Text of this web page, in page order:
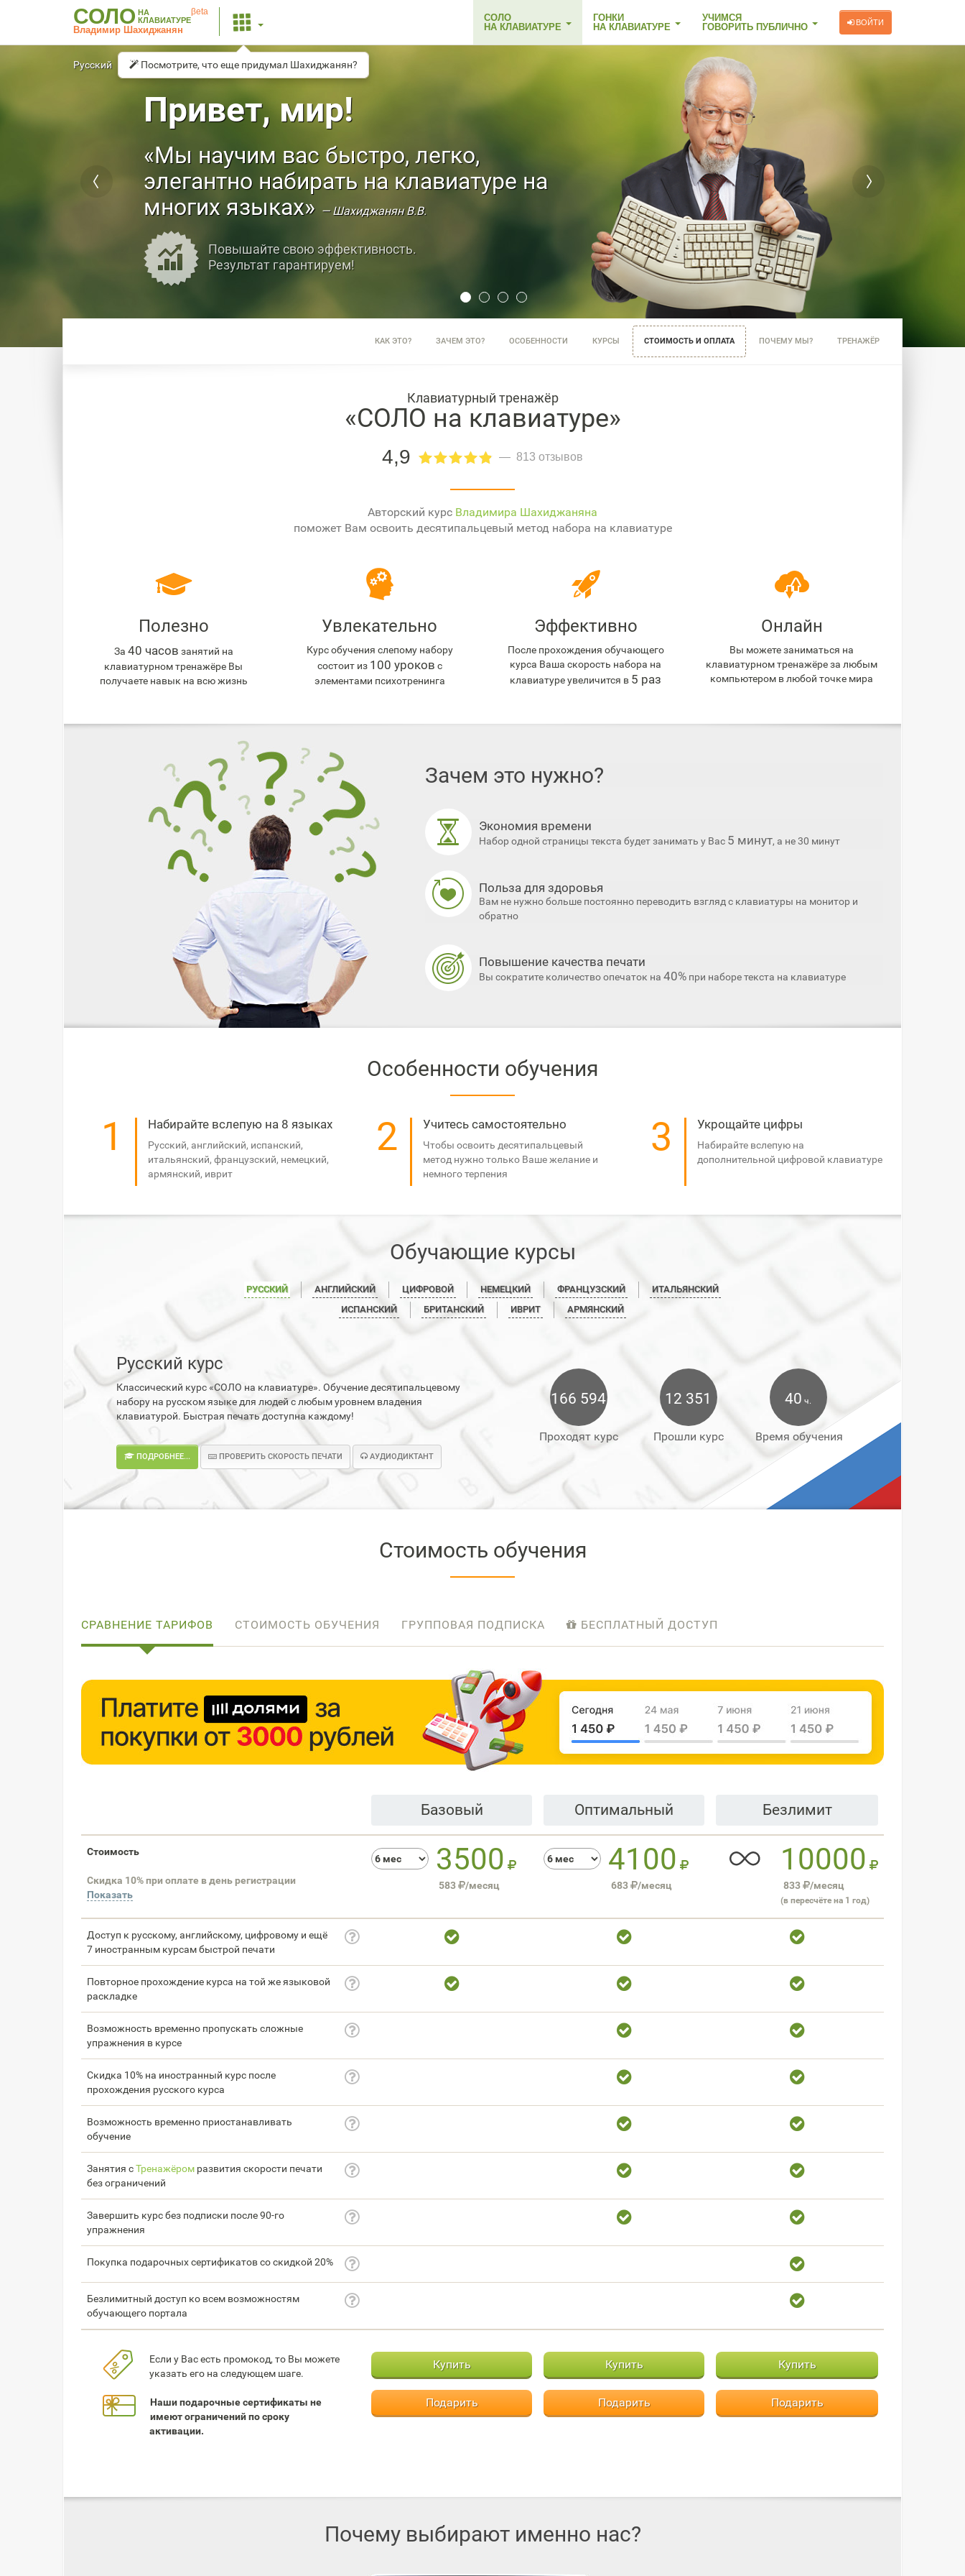
СОЛО НА
КЛАВИАТУРЕ
βeta
Владимир Шахиджанян
СОЛО
НА КЛАВИАТУРЕ
ГОНКИ
НА КЛАВИАТУРЕ
УЧИМСЯ
ГОВОРИТЬ ПУБЛИЧНО
ВОЙТИ
Привет, мир!
Мы научим вас быстро, легко,
элегантно набирать на клавиатуре на
многих языках
— Шахиджанян В.В.
Повышайте свою эффективность.
Результат гарантируем!
Русский English Français Español 中文(简体)
КАК ЭТО? ЗАЧЕМ ЭТО? ОСОБЕННОСТИ КУРСЫ СТОИМОСТЬ И ОПЛАТА ПОЧЕМУ МЫ? ТРЕНАЖЁР
Клавиатурный тренажёр
«СОЛО на клавиатуре»
4,9 813 отзывов
Авторский курс Владимира Шахиджаняна
поможет Вам освоить десятипальцевый метод набора на клавиатуре
Полезно
За 40 часов занятий на
клавиатурном тренажёре Вы
получаете навык на всю жизнь
Увлекательно
Курс обучения слепому набору
состоит из 100 уроков с
элементами психотренинга
Эффективно
После прохождения обучающего
курса Ваша скорость набора на
клавиатуре увеличится в 5 раз
Онлайн
Вы можете заниматься на
клавиатурном тренажёре за любым
компьютером в любой точке мира
Зачем это нужно?
Экономия времени
Набор одной страницы текста будет занимать у Вас 5 минут, а не 30 минут
Польза для здоровья
Вам не нужно больше постоянно переводить взгляд с клавиатуры на монитор и
обратно
Повышение качества печати
Вы сократите количество опечаток на 40%при наборе текста на клавиатуре
Особенности обучения
1 Набирайте вслепую на 8 языках
Русский, английский, испанский,
итальянский, французский, немецкий,
армянский, иврит
2 Учитесь самостоятельно
Чтобы освоить десятипальцевый
метод нужно только Ваше желание и
немного терпения
3 Укрощайте цифры
Набирайте вслепую на
дополнительной цифровой клавиатуре
Обучающие курсы
РУССКИЙ АНГЛИЙСКИЙ ЦИФРОВОЙ НЕМЕЦКИЙ ФРАНЦУЗСКИЙ
ИТАЛЬЯНСКИЙ
ИСПАНСКИЙ
БРИТАНСКИЙ ИВРИТ АРМЯНСКИЙ
Русский курс
Классический курс «СОЛО на клавиатуре». Обучение десятипальцевому
набору на русском языке для людей с любым уровнем владения
клавиатурой. Быстрая печать доступна каждому!
ПОДРОБНЕЕ... ПРОВЕРИТЬ СКОРОСТЬ ПЕЧАТИ АУДИОДИКТАНТ
166 594
Проходят курс
12 351
Прошли курс
40 ч.
Время обучения
Стоимость обучения
СРАВНЕНИЕ ТАРИФОВ СТОИМОСТЬ ОБУЧЕНИЯ ГРУППОВАЯ ПОДПИСКА БЕСПЛАТНЫЙ ДОСТУП
Базовый Оптимальный Безлимит
Стоимость
Скидка 10% при оплате в день регистрации
Показать
3500
583 /месяц
4100
683 /месяц
10000
833 /месяц
(в пересчёте на 1 год)
Если у Вас есть промокод, то Вы можете
указать его на следующем шаге.
Наши подарочные сертификаты не
имеют ограничений по сроку
активации.
Купить
Подарить
Купить
Подарить
Купить
Подарить
Доступ к русскому, английскому, цифровому и ещё
7 иностранным курсам быстрой печати
Повторное прохождение курса на той же языковой
раскладке
Возможность временно пропускать сложные
упражнения в курсе
Скидка 10% на иностранный курс после
прохождения русского курса
Возможность временно приостанавливать
обучение
Занятия сТренажёром развития скорости печати
без ограничений
Завершить курс без подписки после 90-го
упражнения
Покупка подарочных сертификатов со скидкой 20%
Безлимитный доступ ко всем возможностям
обучающего портала
Почему выбирают именно нас?
Посмотрите, что еще придумал Шахиджанян?